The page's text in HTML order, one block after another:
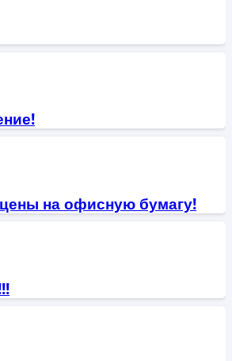
на офисную бумагу!